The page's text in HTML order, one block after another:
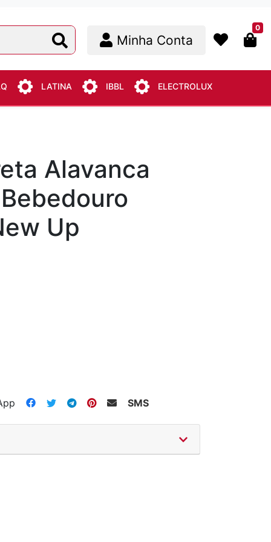
Minha Conta
0
LATINA IBBL ELECTROLUX
Alavanca
Up
SMS